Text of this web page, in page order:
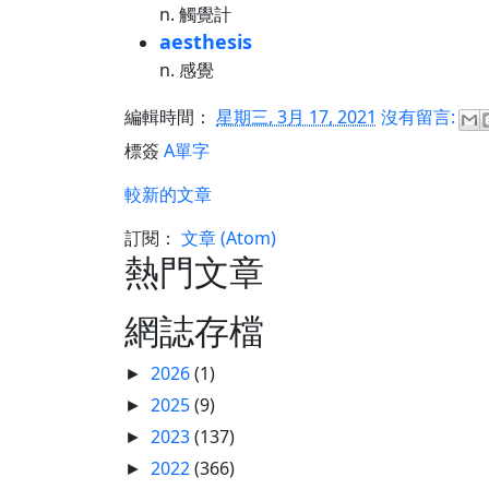
n. 觸覺計
aesthesis
n. 感覺
編輯時間： 星期三, 3月 17, 2021 沒有留言:
標簽 A單字
較新的文章
訂閱： 文章 (Atom)
熱門文章
網誌存檔
► 2026(1)
► 2025(9)
► 2023(137)
► 2022(366)